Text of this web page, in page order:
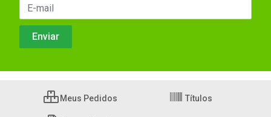
Meus Pedidos Títulos